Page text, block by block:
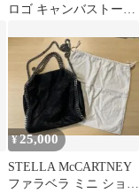
ロゴ キャンバストート
¥25,000
STELLA McCARTNEY
ファラベラ ミニ ショル